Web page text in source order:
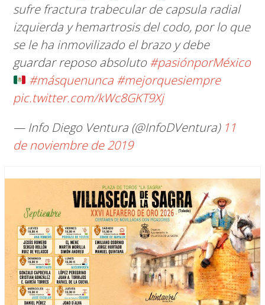
sufre fractura trabecular de capsula radial
izquierda y hemartrosis del codo, por lo que
se le ha inmovilizado el brazo y debe
guardar reposo absoluto #pasiónporMéxico
#másquenunca #mejorquesiempre
pic.twitter.com/kWc8GKT9Xj
— Info Diego Ventura (@InfoDVentura) 11
de noviembre de 2019